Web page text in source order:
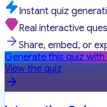
Instant quiz
Real interactive
Share, embed, or
Generate this quiz with
View the quiz